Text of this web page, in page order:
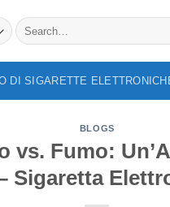
Search
for:
DI SIGARETTE
BLOGS
vs. Fumo:
Sigaretta